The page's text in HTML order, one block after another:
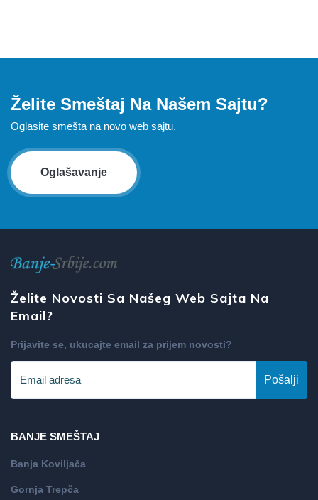
Želite Smeštaj Na Našem Sajtu?
Oglasite smešta na novo web sajtu.
Oglašavanje
Želite Novosti Sa Našeg Web Sajta Na
Email?
Prijavite se, ukucajte email za prijem novosti?
Pošalji
BANJE SMEŠTAJ
Banja Koviljača
Gornja Trepča